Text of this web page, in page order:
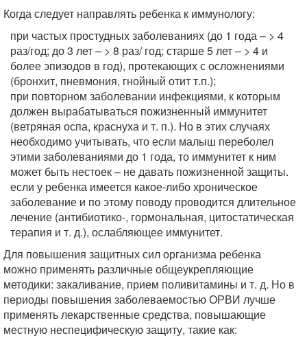
Когда следует направлять ребенка к иммунологу:
при частых простудных заболеваниях (до 1 года – > 4
раз/год; до 3 лет – > 8 раз/ год; старше 5 лет – > 4 и
более эпизодов в год), протекающих с осложнениями
(бронхит, пневмония, гнойный отит т.п.);
при повторном заболевании инфекциями, к которым
должен вырабатываться пожизненный иммунитет
(ветряная оспа, краснуха и т. п.). Но в этих случаях
необходимо учитывать, что если малыш переболел
этими заболеваниями до 1 года, то иммунитет к ним
может быть нестоек – не давать пожизненной защиты.
если у ребенка имеется какое-либо хроническое
заболевание и по этому поводу проводится длительное
лечение (антибиотико-, гормональная, цитостатическая
терапия и т. д.), ослабляющее иммунитет.
Для повышения защитных сил организма ребенка
можно применять различные общеукрепляющие
методики: закаливание, прием поливитамины и т. д. Но в
периоды повышения заболеваемостью ОРВИ лучше
применять лекарственные средства, повышающие
местную неспецифическую защиту, такие как: